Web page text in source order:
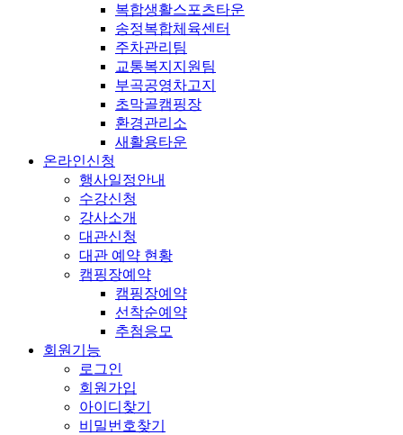
복합생활스포츠타운
송정복합체육센터
주차관리팀
교통복지지원팀
부곡공영차고지
초막골캠핑장
환경관리소
새활용타운
온라인신청
행사일정안내
수강신청
강사소개
대관신청
대관 예약 현황
캠핑장예약
캠핑장예약
선착순예약
추첨응모
회원기능
로그인
회원가입
아이디찾기
비밀번호찾기